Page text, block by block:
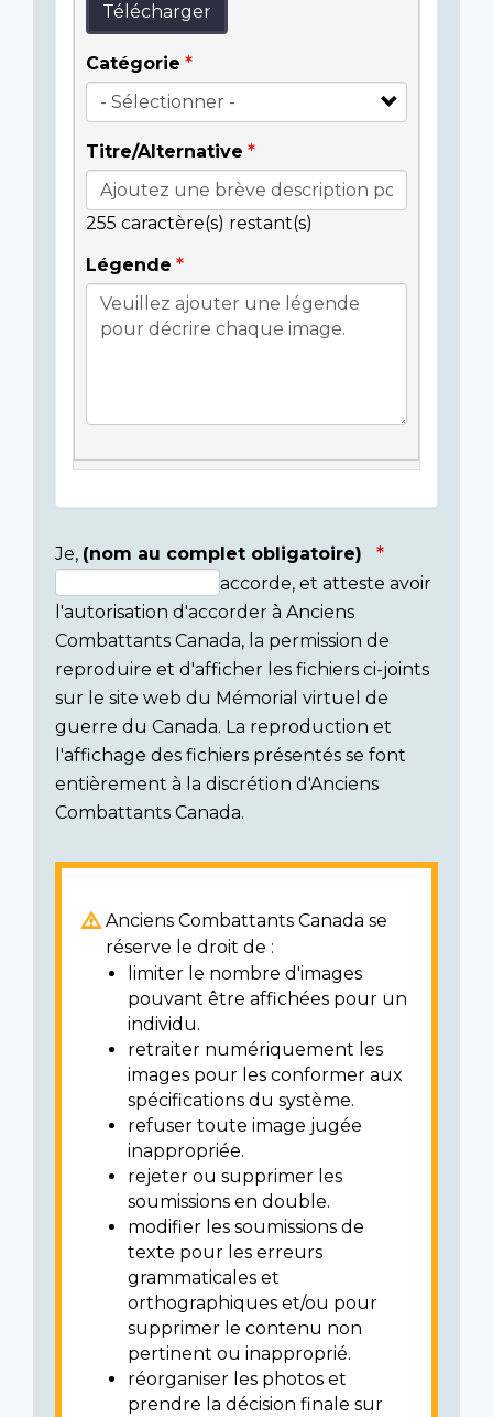
Télécharger
Catégorie
Titre/Alternative
255 caractère(s) restant(s)
Légende
Consent
section
Je, (nom au complet obligatoire)
accorde, et atteste avoir
l'autorisation d'accorder à Anciens
Combattants Canada, la permission de
reproduire et d'afficher les fichiers ci-joints
sur le site web du Mémorial virtuel de
guerre du Canada. La reproduction et
l'affichage des fichiers présentés se font
entièrement à la discrétion d'Anciens
Combattants Canada.
Anciens Combattants Canada se
réserve le droit de :
limiter le nombre d'images
pouvant être affichées pour un
individu.
retraiter numériquement les
images pour les conformer aux
spécifications du système.
refuser toute image jugée
inappropriée.
rejeter ou supprimer les
soumissions en double.
modifier les soumissions de
texte pour les erreurs
grammaticales et
orthographiques et/ou pour
supprimer le contenu non
pertinent ou inapproprié.
réorganiser les photos et
prendre la décision finale sur